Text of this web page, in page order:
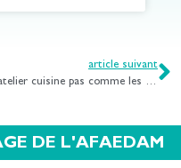
article suivant
un atelier cuisine pas comme les autres : quand la cuisine rassemble au foyer les peupliers
DE L'AFAEDAM